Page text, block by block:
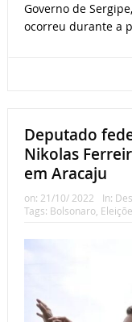
Governo de
ocorreu durante a
Deputado
Nikolas
em Aracaju
on: 21/10/ 2022 In:
Tags: Bolsonaro,